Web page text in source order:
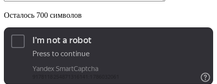
Осталось 700 символов